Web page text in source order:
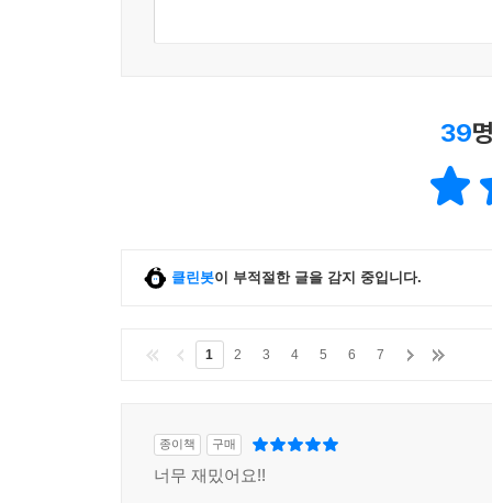
39
클린봇이 부적절한 글을 감지 중입니다.
1 2 3 4 5 6 7
종이책 구매
너무 재밌어요!!